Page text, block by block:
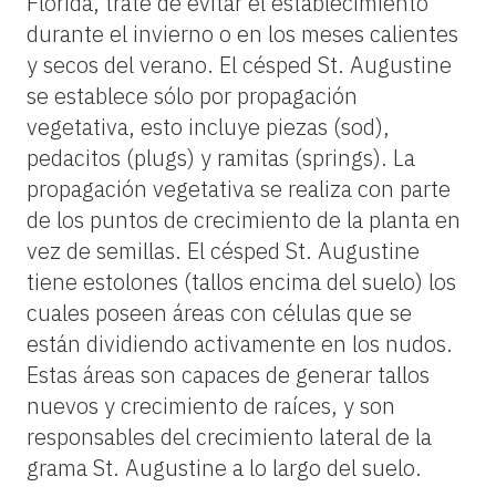
durante el invierno o en los meses calientes
y secos del verano. El césped St. Augustine
se establece sólo por propagación
vegetativa, esto incluye piezas (sod),
pedacitos (plugs) y ramitas (springs). La
propagación vegetativa se realiza con parte
de los puntos de crecimiento de la planta en
vez de semillas. El césped St. Augustine
tiene estolones (tallos encima del suelo) los
cuales poseen áreas con células que se
están dividiendo activamente en los nudos.
Estas áreas son capaces de generar tallos
nuevos y crecimiento de raíces, y son
responsables del crecimiento lateral de la
grama St. Augustine a lo largo del suelo.